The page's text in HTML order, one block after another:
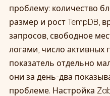
проблему: количество
размер и рост TempDB,
запросов, свободное
логами, число
показатель отдельно
они за день-два
проблеме. Настройка